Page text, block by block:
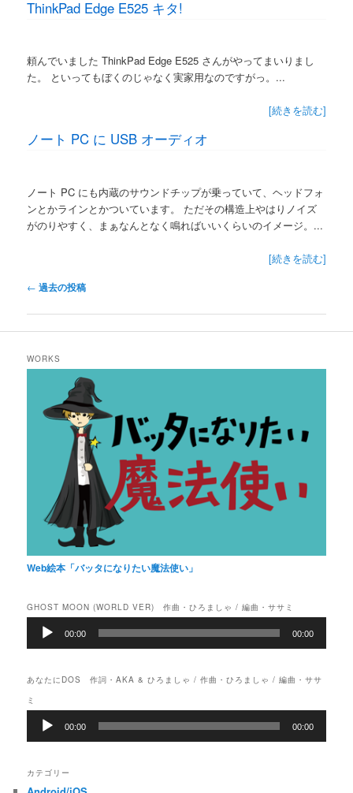
ThinkPad Edge E525 キタ!
頼んでいました ThinkPad Edge E525 さんがやってまいりまし
た。 といってもぼくのじゃなく実家用なのですがっ。...
[続きを読む]
ノート PC に USB オーディオ
ノート PC にも内蔵のサウンドチップが乗っていて、ヘッドフォ
ンとかラインとかついています。 ただその構造上やはりノイズ
がのりやすく、まぁなんとなく鳴ればいいくらいのイメージ。...
[続きを読む]
投
ナ
ビ
ー
← 過去の投稿
WORKS
Web絵本「バッタになりたい魔法使い」
GHOST MOON (WORLD VER) 作曲・ひろましゃ / 編曲・ササミ
ー
ヤ
ー
00:00 00:00
あなたにDOS 作詞・AKA & ひろましゃ / 作曲・ひろましゃ / 編曲・ササ
ミ
ー
00:00 00:00
カテゴリー